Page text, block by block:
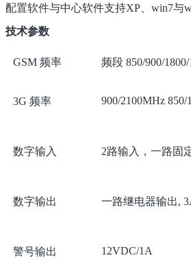
配置软件与中心软件支持XP、win7与
技术参数
GSM 频率 频段 850/900/
3G 频率 900/2100MHz 850/
数字输入 2路输入，一路固
数字输出 一路继电器输出,
警号输出 12VDC/1A